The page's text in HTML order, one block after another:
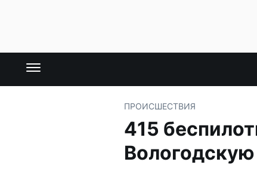
ПРОИСШЕСТВИЯ
415